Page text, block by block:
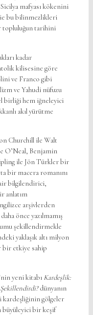
mafyası kökenini
bu bilinmezlikleri
topluluğun tarihini
kadar
kilisesine göre
ve Franco gibi
ve Yahudi nüfuzu
birliği hem iğneleyici
akıl yürütme
Churchill ile Walt
O’Neal, Benjamin
ile Jön Türkler bir
bir macera romanını
bilgilendirici,
anlatım
arşivlerden
önce yazılmamış
şekillendirmekle
yaklaşık altı milyon
bir etkiye sahip
yeni kitabı Kardeşlik:
dünyanın
kardeşliğinin gölgeler
büyüleyici bir keşif